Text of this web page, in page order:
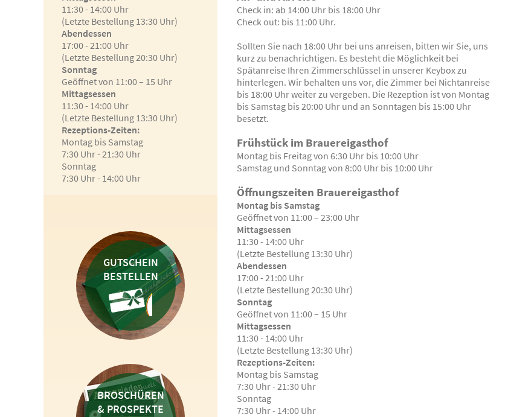
Check in: ab 14:00 Uhr bis 18:00 Uhr
Check out: bis 11:00 Uhr.
Sollten Sie nach 18:00 Uhr bei uns anreisen, bitten wir Sie, uns
kurz zu benachrichtigen. Es besteht die Möglichkeit bei
Spätanreise Ihren Zimmerschlüssel in unserer Keybox zu
hinterlegen. Wir behalten uns vor, die Zimmer bei Nichtanreise
bis 18:00 Uhr weiter zu vergeben. Die Rezeption ist von Montag
bis Samstag bis 20:00 Uhr und an Sonntagen bis 15:00 Uhr
besetzt.
Frühstück im Brauereigasthof
Montag bis Freitag von 6:30 Uhr bis 10:00 Uhr
Samstag und Sonntag von 8:00 Uhr bis 10:00 Uhr
Öffnungszeiten Brauereigasthof
Montag bis Samstag
Geöffnet von 11:00 – 23:00 Uhr
Mittagsessen
11:30 - 14:00 Uhr
(Letzte Bestellung 13:30 Uhr)
Abendessen
17:00 - 21:00 Uhr
(Letzte Bestellung 20:30 Uhr)
Sonntag
Geöffnet von 11:00 – 15 Uhr
Mittagsessen
11:30 - 14:00 Uhr
(Letzte Bestellung 13:30 Uhr)
Rezeptions-Zeiten:
Montag bis Samstag
7:30 Uhr - 21:30 Uhr
Sonntag
7:30 Uhr - 14:00 Uhr
11:30 - 14:00 Uhr
(Letzte Bestellung 13:30 Uhr)
Abendessen
17:00 - 21:00 Uhr
(Letzte Bestellung 20:30 Uhr)
Sonntag
Geöffnet von 11:00 – 15 Uhr
Mittagsessen
11:30 - 14:00 Uhr
(Letzte Bestellung 13:30 Uhr)
Rezeptions-Zeiten:
Montag bis Samstag
7:30 Uhr - 21:30 Uhr
Sonntag
7:30 Uhr - 14:00 Uhr
GUTSCHEIN
BESTELLEN
BROSCHÜREN
& PROSPEKTE